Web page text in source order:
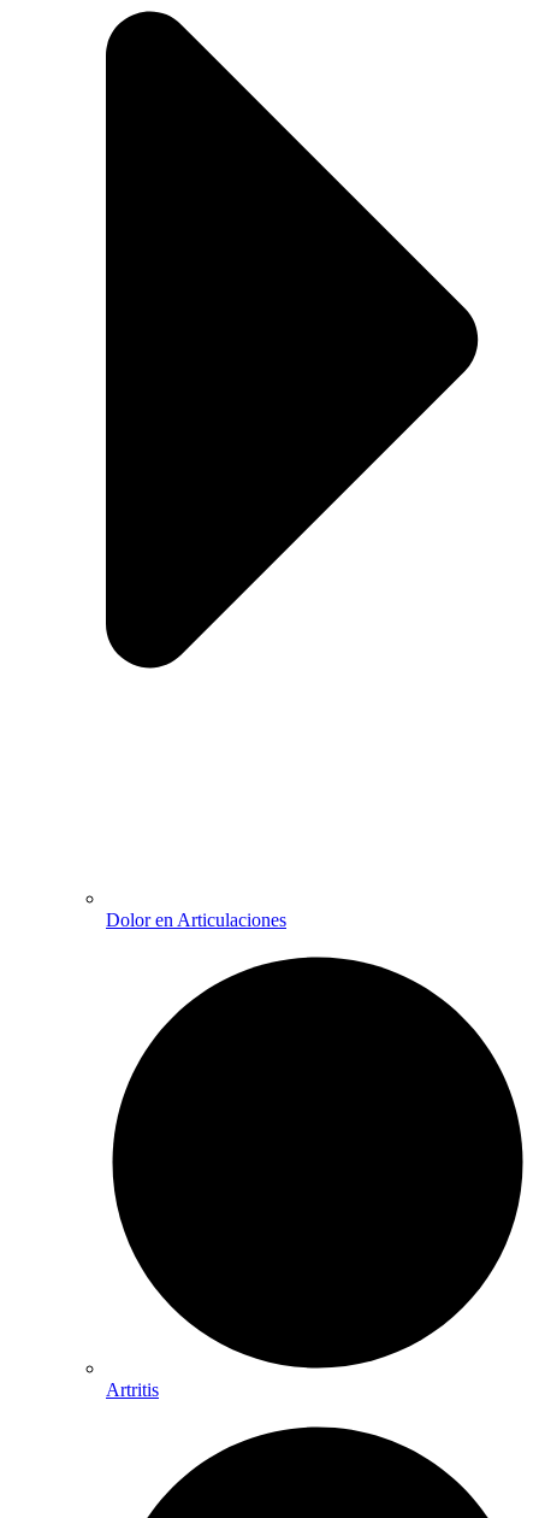
Dolor en Articulaciones
Artritis